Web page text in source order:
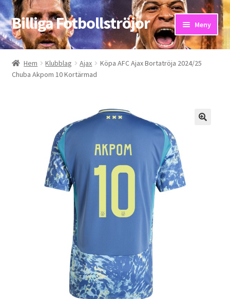
Hoppa
till
navigering
Hoppa
till
innehåll
Billiga Fotbollströjor Meny
Hem
Bloggar
Kontakta oss
Mitt konto
Hem Klubblag Ajax
Köpa AFC Ajax Bortatröja 2024/25
Chuba Akpom 10 Kortärmad